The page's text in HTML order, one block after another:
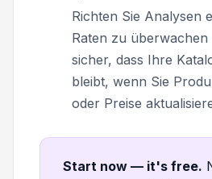
Richten Sie Analysen
Raten zu überwachen
sicher, dass Ihre
bleibt, wenn Sie
oder Preise
Start now — it's free.